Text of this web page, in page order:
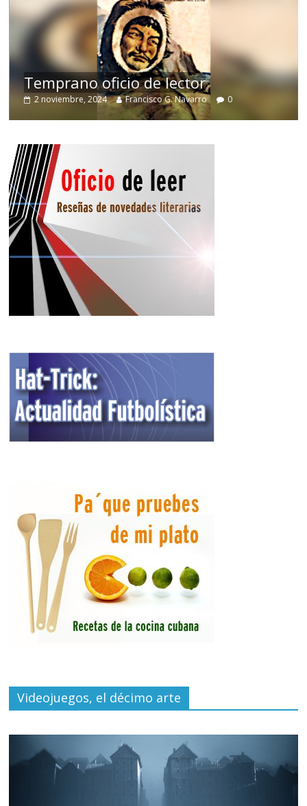
Temprano oficio de lector
2 noviembre, 2024 Francisco G. Navarro 0
Videojuegos, el décimo arte